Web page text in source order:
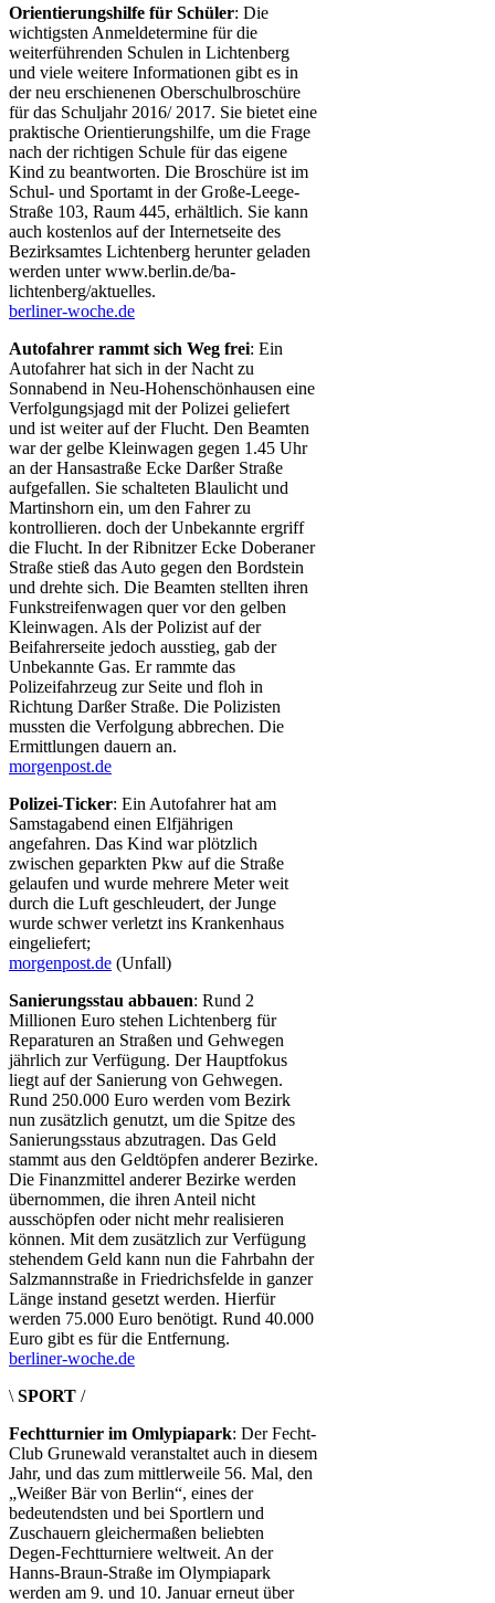
Orientierungshilfe für Schüler: Die
wichtigsten Anmeldetermine für die
weiterführenden Schulen in Lichtenberg
und viele weitere Informationen gibt es in
der neu erschienenen Oberschulbroschüre
für das Schuljahr 2016/ 2017. Sie bietet eine
praktische Orientierungshilfe, um die Frage
nach der richtigen Schule für das eigene
Kind zu beantworten. Die Broschüre ist im
Schul- und Sportamt in der Große-Leege-
Straße 103, Raum 445, erhältlich. Sie kann
auch kostenlos auf der Internetseite des
Bezirksamtes Lichtenberg herunter geladen
werden unter www.berlin.de/ba-
lichtenberg/aktuelles.
berliner-woche.de
Autofahrer rammt sich Weg frei: Ein
Autofahrer hat sich in der Nacht zu
Sonnabend in Neu-Hohenschönhausen eine
Verfolgungsjagd mit der Polizei geliefert
und ist weiter auf der Flucht. Den Beamten
war der gelbe Kleinwagen gegen 1.45 Uhr
an der Hansastraße Ecke Darßer Straße
aufgefallen. Sie schalteten Blaulicht und
Martinshorn ein, um den Fahrer zu
kontrollieren. doch der Unbekannte ergriff
die Flucht. In der Ribnitzer Ecke Doberaner
Straße stieß das Auto gegen den Bordstein
und drehte sich. Die Beamten stellten ihren
Funkstreifenwagen quer vor den gelben
Kleinwagen. Als der Polizist auf der
Beifahrerseite jedoch ausstieg, gab der
Unbekannte Gas. Er rammte das
Polizeifahrzeug zur Seite und floh in
Richtung Darßer Straße. Die Polizisten
mussten die Verfolgung abbrechen. Die
Ermittlungen dauern an.
morgenpost.de
Polizei-Ticker: Ein Autofahrer hat am
Samstagabend einen Elfjährigen
angefahren. Das Kind war plötzlich
zwischen geparkten Pkw auf die Straße
gelaufen und wurde mehrere Meter weit
durch die Luft geschleudert, der Junge
wurde schwer verletzt ins Krankenhaus
eingeliefert;
morgenpost.de (Unfall)
Sanierungsstau abbauen: Rund 2
Millionen Euro stehen Lichtenberg für
Reparaturen an Straßen und Gehwegen
jährlich zur Verfügung. Der Hauptfokus
liegt auf der Sanierung von Gehwegen.
Rund 250.000 Euro werden vom Bezirk
nun zusätzlich genutzt, um die Spitze des
Sanierungsstaus abzutragen. Das Geld
stammt aus den Geldtöpfen anderer Bezirke.
Die Finanzmittel anderer Bezirke werden
übernommen, die ihren Anteil nicht
ausschöpfen oder nicht mehr realisieren
können. Mit dem zusätzlich zur Verfügung
stehendem Geld kann nun die Fahrbahn der
Salzmannstraße in Friedrichsfelde in ganzer
Länge instand gesetzt werden. Hierfür
werden 75.000 Euro benötigt. Rund 40.000
Euro gibt es für die Entfernung.
berliner-woche.de
\ SPORT /
Fechtturnier im Omlypiapark: Der Fecht-
Club Grunewald veranstaltet auch in diesem
Jahr, und das zum mittlerweile 56. Mal, den
„Weißer Bär von Berlin“, eines der
bedeutendsten und bei Sportlern und
Zuschauern gleichermaßen beliebten
Degen-Fechtturniere weltweit. An der
Hanns-Braun-Straße im Olympiapark
werden am 9. und 10. Januar erneut über